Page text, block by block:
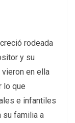
rodeada
y su
vieron en ella
lo que
e infantiles
su familia a